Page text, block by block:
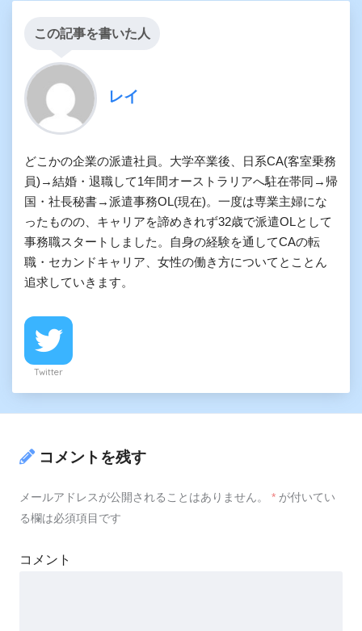
この記事を書いた人
レイ
どこかの企業の派遣社員。大学卒業後、日系CA(客室乗務
員)→結婚・退職して1年間オーストラリアへ駐在帯同→帰
国・社長秘書→派遣事務OL(現在)。一度は専業主婦にな
ったものの、キャリアを諦めきれず32歳で派遣OLとして
事務職スタートしました。自身の経験を通してCAの転
職・セカンドキャリア、女性の働き方についてとことん
追求していきます。
Twitter
コメントを残す
メールアドレスが公開されることはありません。 * が付いてい
る欄は必須項目です
コメント